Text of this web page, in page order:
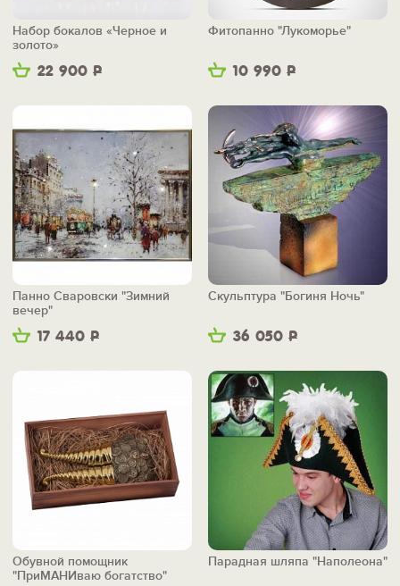
22 900 Р
Набор бокалов «Черное и
золото»
10 990 Р
Фитопанно "Лукоморье"
17 440 Р
Панно Сваровски "Зимний
вечер"
36 050 Р
Скульптура "Богиня Ночь"
Обувной помощник
"ПриМАНИваю богатство"
Парадная шляпа "Наполеона"